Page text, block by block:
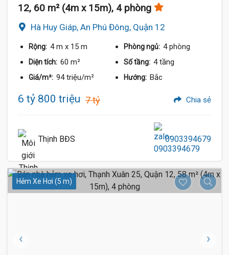
12, 60 m² (4m x 15m), 4 phòng
Hà Huy Giáp, An Phú Đông, Quận 12
Rộng: 4 m x 15 m Phòng ngủ: 4 phòng
Diện tích: 60 m² Số tầng: 4 tầng
Giá/m²: 94 triệu/m² Hướng: Bắc
6 tỷ 800 triệu 7 tỷ Chia sẻ
Thịnh BĐS 0903394679
Hẻm Xe Hơi (5 m)